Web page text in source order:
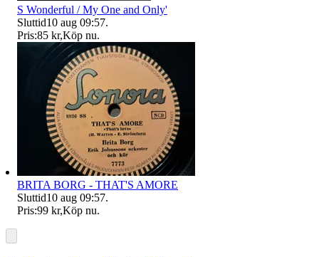
S Wonderful / My One and Only'
Sluttid10 aug 09:57.
Pris:85 kr,Köp nu.
BRITA BORG - THAT'S AMORE
Sluttid10 aug 09:57.
Pris:99 kr,Köp nu.